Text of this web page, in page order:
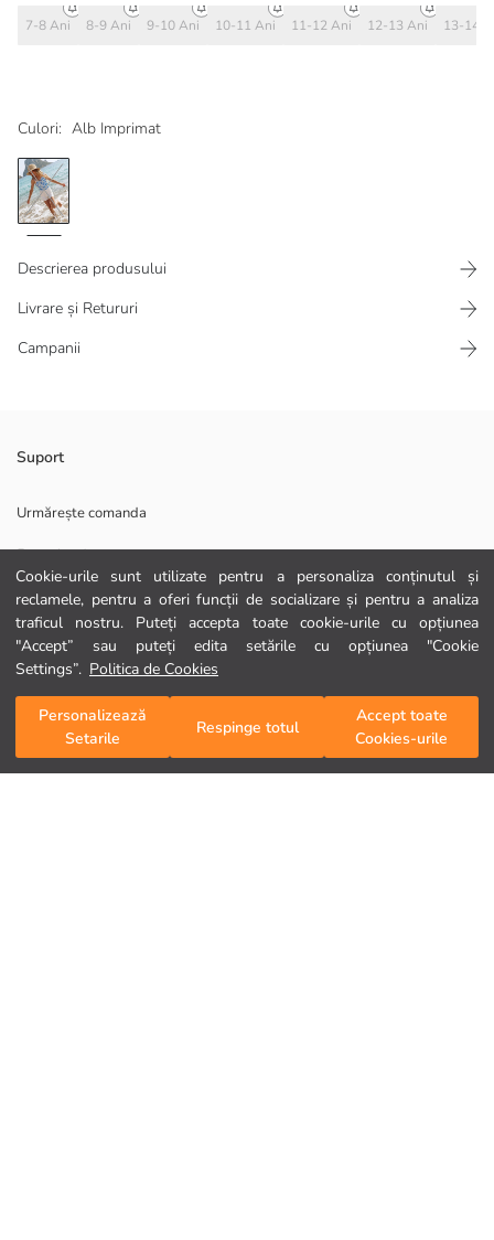
Cookie-urile sunt utilizate pentru a personaliza conținutul și
reclamele, pentru a oferi funcții de socializare și pentru a analiza
traficul nostru. Puteți accepta toate cookie-urile cu opțiunea
"Accept” sau puteți edita setările cu opțiunea "Cookie
Settings”. Politica de Cookies
Personalizează
Setarile
Respinge totul
Accept toate
Cookies-urile
Culori: Alb Imprimat
7-8 Ani 8-9 Ani 9-10 Ani 10-11 Ani 11-12 Ani 12-13 Ani 13-14
Adaugă în coș
Descrierea produsului
Livrare și Retururi
Campanii
Costum de baie pentru fete, are un design cu un singur umăr. Costumul
de baie, care are un detaliu cu volan la guler, este imprimat de sus până
Căptușeală pentru piept este disponibilă la mărimile 11-12 ani și mai
Captuseala:
Material Principal:
Țară de origine:
Persoana de vanzari:
Marcă:
Croială:
Suport
Urmărește comanda
Formular de contact
0372 786 111
AJUTOR
Întrebări frecvente
Retur
Urmărește-ne